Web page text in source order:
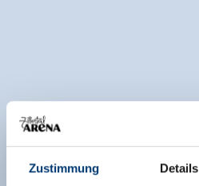
Zustimmung Details